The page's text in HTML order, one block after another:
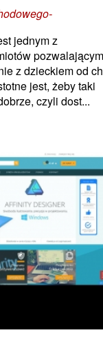
jednym z
z dzieckiem od
jest, żeby taki
czyli dost...